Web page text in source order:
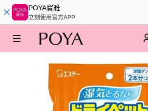
POYA寶雅
立刻使用官方APP